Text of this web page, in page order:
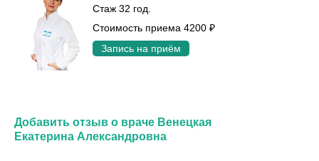
Стаж 32 год.
Стоимость приема 4200 ₽
Запись на приём
Добавить отзыв о враче Венецкая
Екатерина Александровна